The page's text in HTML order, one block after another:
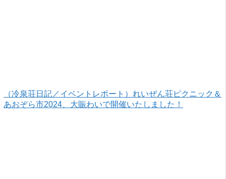
（冷泉荘日記／イベントレポート）れいぜん荘ピクニック＆
あおぞら市2024、大賑わいで開催いたしました！